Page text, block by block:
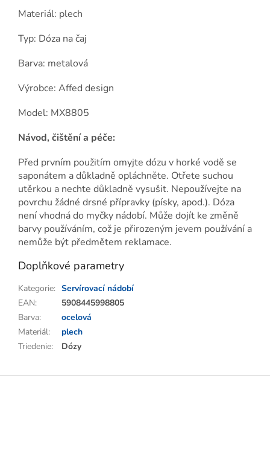
Materiál: plech
Typ: Dóza na čaj
Barva: metalová
Výrobce: Affed design
Model: MX8805
Návod, čištění a péče:
Před prvním použitím omyjte dózu v horké vodě se
saponátem a důkladně opláchněte. Otřete suchou
utěrkou a nechte důkladně vysušit. Nepoužívejte na
povrchu žádné drsné přípravky (písky, apod.). Dóza
není vhodná do myčky nádobí. Může dojít ke změně
barvy používáním, což je přirozeným jevem používání a
nemůže být předmětem reklamace.
Doplňkové parametry
Kategorie: Servírovací nádobí
EAN:
5908445998805
Barva:
ocelová
Materiál:
plech
Triedenie: Dózy
Z